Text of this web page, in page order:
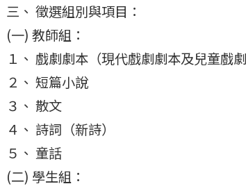
三、 徵選組別與項目：
(一) 教師組：
１、 戲劇劇本（現代戲劇劇本及兒童戲劇
２、 短篇小說
３、 散文
４、 詩詞（新詩）
５、 童話
(二) 學生組：